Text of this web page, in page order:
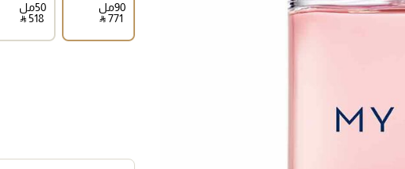
90مل
‎ ⃁ ⁦771⁩ ‎
50مل
‎ ⃁ ⁦518⁩ ‎